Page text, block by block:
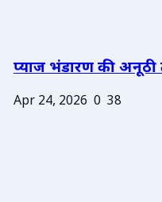
प्याज भंडारण की
Apr 24, 2026 0 38